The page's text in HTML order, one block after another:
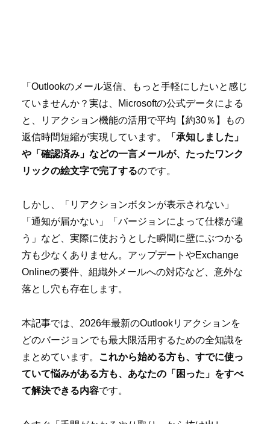
「Outlookのメール返信、もっと手軽にしたいと感じ
ていませんか？実は、Microsoftの公式データによる
と、リアクション機能の活用で平均【約30％】もの
返信時間短縮が実現しています。
「承知しました」
や「確認済み」などの一言メールが、たったワンク
リックの絵文字で完了するのです。
しかし、「リアクションボタンが表示されない」
「通知が届かない」「バージョンによって仕様が違
う」など、実際に使おうとした瞬間に壁にぶつかる
方も少なくありません。アップデートやExchange
Onlineの要件、組織外メールへの対応など、意外な
落とし穴も存在します。
本記事では、2026年最新のOutlookリアクションを
どのバージョンでも最大限活用するための全知識を
まとめています。 これから始める方も、すでに使っ
ていて悩みがある方も、あなたの「困った」をすべ
て解決できる内容です。